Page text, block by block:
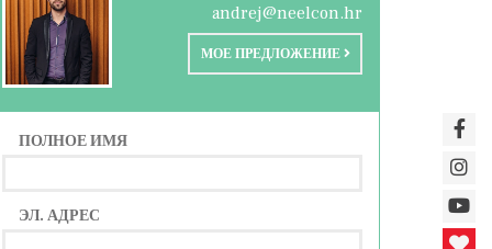
andrej@neelcon.hr
МОЕ ПРЕДЛОЖЕНИЕ
ПОЛНОЕ ИМЯ
ЭЛ. АДРЕС